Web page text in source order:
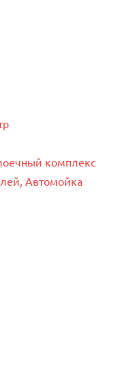
комплекс
Автомойка